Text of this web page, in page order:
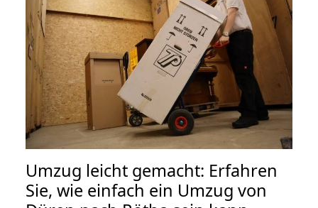
Umzug leicht gemacht: Erfahren
Sie, wie einfach ein Umzug von